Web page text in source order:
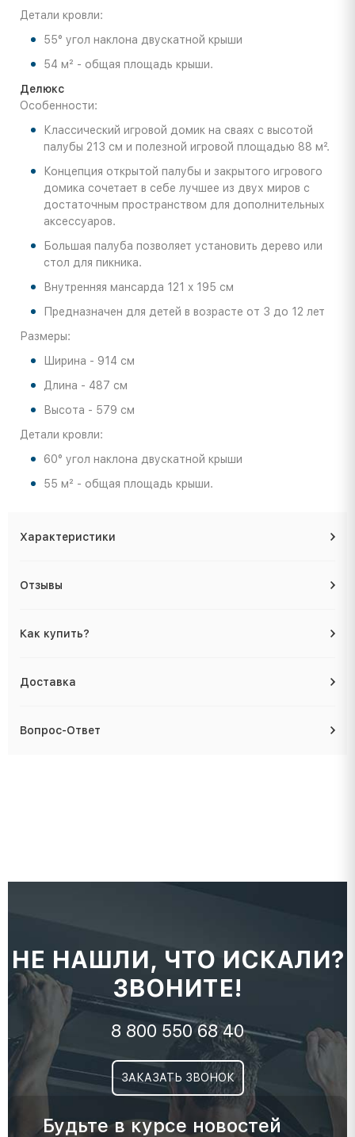
Детали кровли:
55° угол наклона двускатной крыши
54 м² - общая площадь крыши.
Делюкс
Особенности:
Классический игровой домик на сваях с высотой
палубы 213 см и полезной игровой площадью 88 м².
Концепция открытой палубы и закрытого игрового
домика сочетает в себе лучшее из двух миров с
достаточным пространством для дополнительных
аксессуаров.
Большая палуба позволяет установить дерево или
стол для пикника.
Внутренняя мансарда 121 x 195 см
Предназначен для детей в возрасте от 3 до 12 лет
Размеры:
Ширина - 914 см
Длина - 487 см
Высота - 579 см
Детали кровли:
60° угол наклона двускатной крыши
55 м² - общая площадь крыши.
Характеристики
Отзывы
Как купить?
Доставка
Вопрос-Ответ
НЕ НАШЛИ, ЧТО ИСКАЛИ?
ЗВОНИТЕ!
8 800 550 68 40
ЗАКАЗАТЬ ЗВОНОК
Будьте в курсе новостей